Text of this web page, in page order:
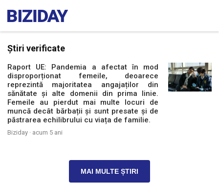
Știri verificate
Raport UE: Pandemia a afectat în mod
disproporționat femeile, deoarece
reprezintă majoritatea angajaților din
sănătate și alte domenii din prima linie.
Femeile au pierdut mai multe locuri de
muncă decât bărbații și sunt presate și de
păstrarea echilibrului cu viața de familie.
Biziday · acum 5 ani
MAI MULTE ȘTIRI